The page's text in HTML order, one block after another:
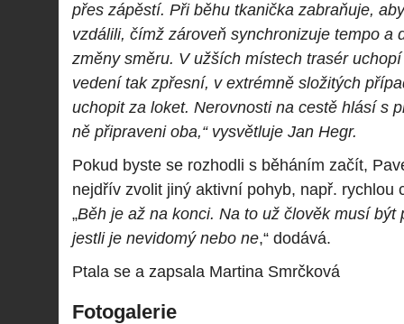
přes zápěstí. Při běhu tkanička zabraňuje,
vzdálili, čímž zároveň synchronizuje tempo a
změny směru. V užších místech trasér
vedení tak zpřesní, v extrémně složitých
uchopit za loket. Nerovnosti na cestě hlásí s
ně připraveni oba,“ vysvětluje Jan Hegr.
Pokud byste se rozhodli s běháním začít,
nejdřív zvolit jiný aktivní pohyb, např. rychlou
„Běh je až na konci. Na to už člověk musí být
jestli je nevidomý nebo ne,“ dodává.
Ptala se a zapsala Martina Smrčková
Fotogalerie